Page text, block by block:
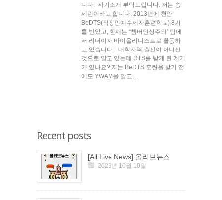
니다. 자기소개 부탁드립니다. 저는 송
세린이라고 합니다. 2013년에 천안
BeDTS(직장인예수제자훈련학교) 8기
를 받았고, 현재는 “챔버인상주의” 팀에
서 리더이자 바이올리니스트로 활동하
고 있습니다. 대학사역 출신이 아니신
것으로 알고 있는데 DTS를 받게 된 계기
가 있나요? 저는 BeDTS 훈련을 받기 전
에도 YWAM을 알고…
Recent posts
[All Live News] 올리브뉴스
2023년 10월 10일